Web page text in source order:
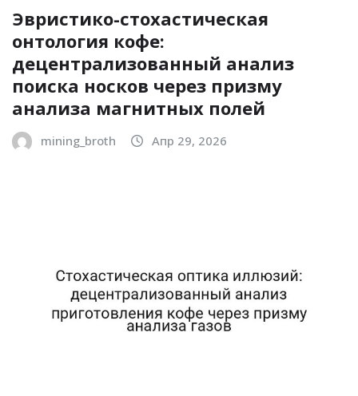
Эвристико-стохастическая
онтология кофе:
децентрализованный анализ
поиска носков через призму
анализа магнитных полей
mining_broth Апр 29, 2026